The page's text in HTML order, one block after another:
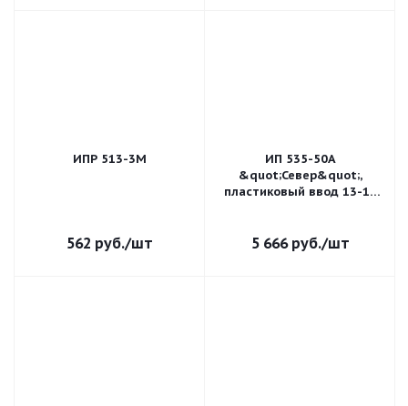
ИПР 513-3М
562 руб./шт
ИП 535-50А
&quot;Север&quot;,
пластиковый ввод 13-18
5 666руб./шт